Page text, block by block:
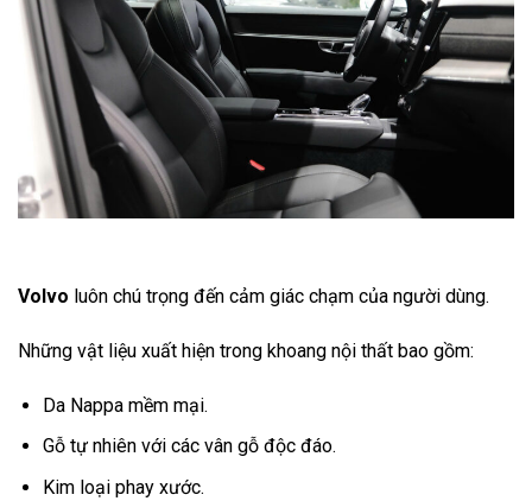
Volvo luôn chú trọng đến cảm giác chạm của người dùng.
Những vật liệu xuất hiện trong khoang nội thất bao gồm:
Da Nappa mềm mại.
Gỗ tự nhiên với các vân gỗ độc đáo.
Kim loại phay xước.